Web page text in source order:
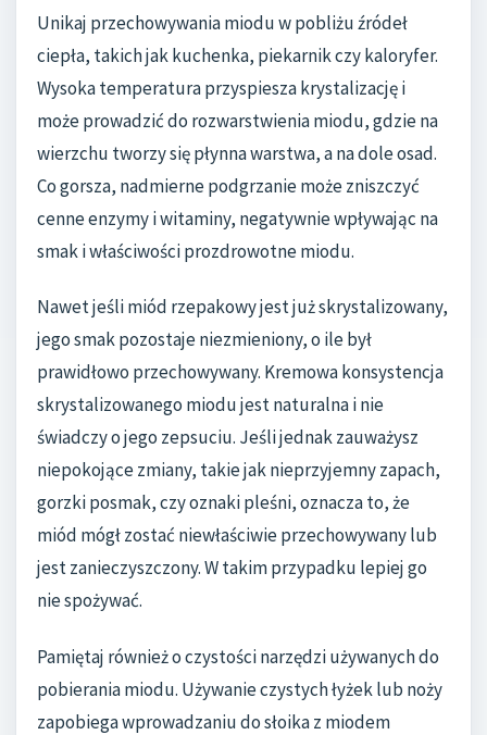
Unikaj przechowywania miodu w pobliżu źródeł
ciepła, takich jak kuchenka, piekarnik czy kaloryfer.
Wysoka temperatura przyspiesza krystalizację i
może prowadzić do rozwarstwienia miodu, gdzie na
wierzchu tworzy się płynna warstwa, a na dole osad.
Co gorsza, nadmierne podgrzanie może zniszczyć
cenne enzymy i witaminy, negatywnie wpływając na
smak i właściwości prozdrowotne miodu.
Nawet jeśli miód rzepakowy jest już skrystalizowany,
jego smak pozostaje niezmieniony, o ile był
prawidłowo przechowywany. Kremowa konsystencja
skrystalizowanego miodu jest naturalna i nie
świadczy o jego zepsuciu. Jeśli jednak zauważysz
niepokojące zmiany, takie jak nieprzyjemny zapach,
gorzki posmak, czy oznaki pleśni, oznacza to, że
miód mógł zostać niewłaściwie przechowywany lub
jest zanieczyszczony. W takim przypadku lepiej go
nie spożywać.
Pamiętaj również o czystości narzędzi używanych do
pobierania miodu. Używanie czystych łyżek lub noży
zapobiega wprowadzaniu do słoika z miodem